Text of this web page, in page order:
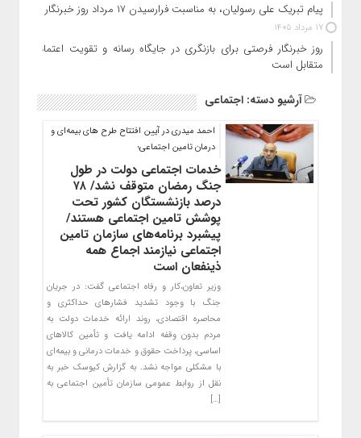
پیام تبریک علی رسولیان، به مناسبت فرارسیدن ۱۷ مرداد روز خبرنگار
17 مرداد 1405
روز خبرنگار فرصتی برای بازنگری در جایگاه رسانه و تقویت اعتماد
متقابل است
آرشیو دسته:اجتماعی
احمد میدری در آیین افتتاح طرح های بیمه‌ای و
درمان تامین اجتماعی؛
خدمات اجتماعی دولت در طول
جنگ رمضان متوقف نشد/ ۷۸
درصد بازنشستگان کشور تحت
پوشش تامین اجتماعی هستند/
پیشبرد برنامه‌های سازمان تامین
اجتماعی نیازمند اجماع همه
ذینفعان است
وزیر تعاون،کار و رفاه اجتماعی گفت: در جریان
جنگ با وجود تشدید فشارهای حداکثری و
محاصره اقتصادی، روند ارائه خدمات دولت به
مردم بدون وقفه ادامه یافت و تأمین کالاهای
اساسی، پرداخت حقوق و خدمات درمانی و بیمه‌ای
با مشکلی مواجه نشد. به گزارش کیوسک خبر به
نقل از روابط عمومی سازمان تأمین اجتماعی به
[…]